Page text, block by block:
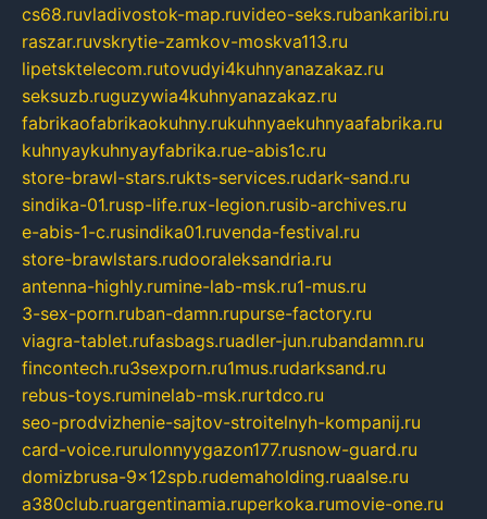
cs68.ruvladivostok-map.ruvideo-seks.rubankaribi.ru
raszar.ruvskrytie-zamkov-moskva113.ru
lipetsktelecom.rutovudyi4kuhnyanazakaz.ru
seksuzb.ruguzywia4kuhnyanazakaz.ru
fabrikaofabrikaokuhny.rukuhnyaekuhnyaafabrika.ru
kuhnyaykuhnyayfabrika.rue-abis1c.ru
store-brawl-stars.rukts-services.rudark-sand.ru
sindika-01.rusp-life.rux-legion.rusib-archives.ru
e-abis-1-c.rusindika01.ruvenda-festival.ru
store-brawlstars.rudooraleksandria.ru
antenna-highly.rumine-lab-msk.ru1-mus.ru
3-sex-porn.ruban-damn.rupurse-factory.ru
viagra-tablet.rufasbags.ruadler-jun.rubandamn.ru
fincontech.ru3sexporn.ru1mus.rudarksand.ru
rebus-toys.ruminelab-msk.rurtdco.ru
seo-prodvizhenie-sajtov-stroitelnyh-kompanij.ru
card-voice.rurulonnyygazon177.rusnow-guard.ru
domizbrusa-9x12spb.rudemaholding.ruaalse.ru
a380club.ruargentinamia.ruperkoka.rumovie-one.ru